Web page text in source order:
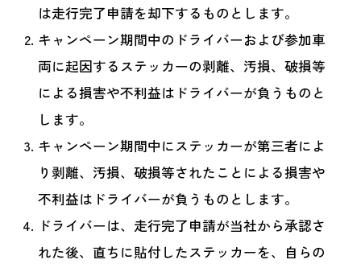
は走行完了申請を却下するものとします。
キャンペーン期間中のドライバーおよび参加車
両に起因するステッカーの剥離、汚損、破損等
による損害や不利益はドライバーが負うものと
します。
キャンペーン期間中にステッカーが第三者によ
り剥離、汚損、破損等されたことによる損害や
不利益はドライバーが負うものとします。
ドライバーは、走行完了申請が当社から承認さ
れた後、直ちに貼付したステッカーを、自らの